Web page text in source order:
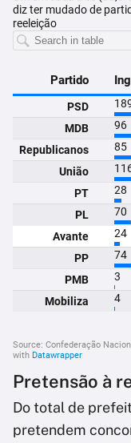
Pretensão à
Do total de
pretendem